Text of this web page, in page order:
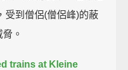
受到僧侶(僧侶峰)的蔽
。
trains at Kleine